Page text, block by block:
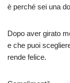
è perché sei una
Dopo aver girato
e che puoi
rende felice.